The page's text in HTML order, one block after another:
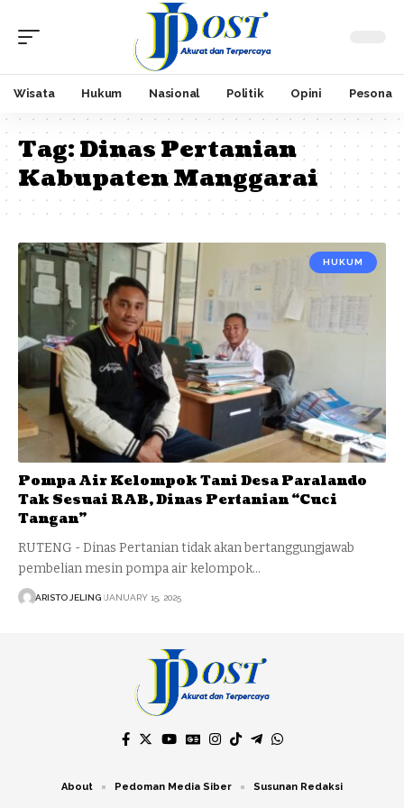
Wisata Hukum Nasional Politik Opini Pesona
Tag:Dinas Pertanian
Kabupaten Manggarai
HUKUM
Pompa Air Kelompok Tani Desa Paralando
Tak Sesuai RAB, Dinas Pertanian “Cuci
Tangan”
RUTENG - Dinas Pertanian tidak akan bertanggungjawab
pembelian mesin pompa air kelompok…
ARISTO JELING JANUARY 15, 2025
About Pedoman Media Siber Susunan Redaksi